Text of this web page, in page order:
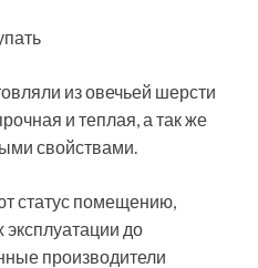
из овечьей шерсти
и теплая, а так же
свойствами.
статус помещению,
эксплуатации до
производители